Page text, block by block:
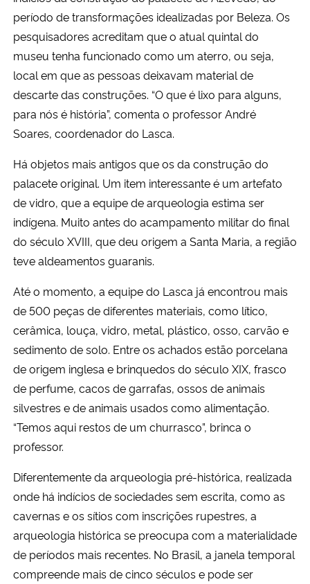
período de transformações idealizadas por Beleza. Os
pesquisadores acreditam que o atual quintal do
museu tenha funcionado como um aterro, ou seja,
local em que as pessoas deixavam material de
descarte das construções. “O que é lixo para alguns,
para nós é história”, comenta o professor André
Soares, coordenador do Lasca.
Há objetos mais antigos que os da construção do
palacete original. Um item interessante é um artefato
de vidro, que a equipe de arqueologia estima ser
indígena. Muito antes do acampamento militar do final
do século XVIII, que deu origem a Santa Maria, a região
teve aldeamentos guaranis.
Até o momento, a equipe do Lasca já encontrou mais
de 500 peças de diferentes materiais, como lítico,
cerâmica, louça, vidro, metal, plástico, osso, carvão e
sedimento de solo. Entre os achados estão porcelana
de origem inglesa e brinquedos do século XIX, frasco
de perfume, cacos de garrafas, ossos de animais
silvestres e de animais usados como alimentação.
“Temos aqui restos de um churrasco”, brinca o
professor.
Diferentemente da arqueologia pré-histórica, realizada
onde há indícios de sociedades sem escrita, como as
cavernas e os sítios com inscrições rupestres, a
arqueologia histórica se preocupa com a materialidade
de períodos mais recentes. No Brasil, a janela temporal
compreende mais de cinco séculos e pode ser